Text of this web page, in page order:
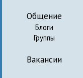
Общение
Блоги
Группы
Вакансии